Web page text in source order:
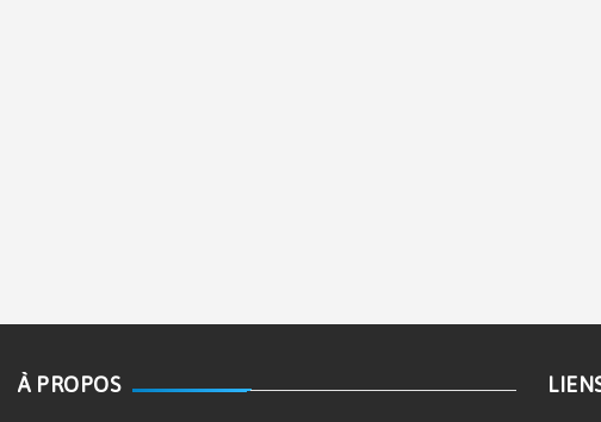
À PROPOS